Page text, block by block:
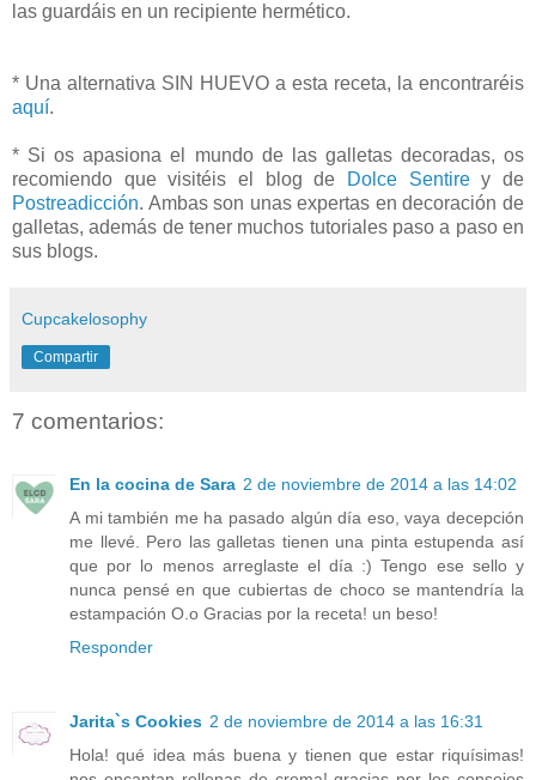
las guardáis en un recipiente hermético.
* Una alternativa SIN HUEVO a esta receta, la encontraréis
aquí.
* Si os apasiona el mundo de las galletas decoradas, os
recomiendo que visitéis el blog de
Dolce Sentirey de
Postreadicción. Ambas son unas expertas en decoración de
galletas, además de tener muchos tutoriales paso a paso en
sus blogs.
Cupcakelosophy
Compartir
7 comentarios:
En la cocina de Sara 2 de noviembre de 2014 a las 14:02
A mi también me ha pasado algún día eso, vaya decepción
me llevé. Pero las galletas tienen una pinta estupenda así
que por lo menos arreglaste el día :) Tengo ese sello y
nunca pensé en que cubiertas de choco se mantendría la
estampación O.o Gracias por la receta! un beso!
Responder
Jarita`s Cookies 2 de noviembre de 2014 a las 16:31
Hola! qué idea más buena y tienen que estar riquísimas!